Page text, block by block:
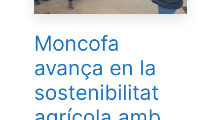
Moncofa
avança en la
sostenibilitat